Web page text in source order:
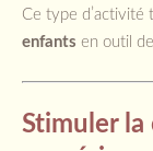
Ce type d’activité
enfants en outil
Stimuler